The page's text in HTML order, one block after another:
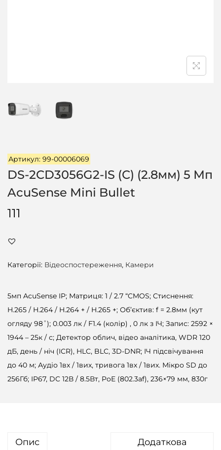
Артикул: 99-00006069
DS-2CD3056G2-IS (C) (2.8мм) 5 Мп
AcuSense Mini Bullet
111
Категорії: Відеоспостереження, Камери
5мп AcuSense IP; Матриця: 1 / 2.7 “CMOS; Стиснення:
H.265 / H.264 / H.264 + / H.265 +; Об’єктив: f = 2.8мм (кут
огляду 98˚); 0.003 лк / F1.4 (колір) , 0 лк з ІЧ; Запис: 2592 ×
1944 – 25к / с; Детектор облич, відео аналітика, WDR 120
дБ, день / ніч (ICR), HLC, BLC, 3D-DNR; ІЧ підсвічування
до 40 м; Аудіо 1вх / 1вих, тривога 1вх / 1вих. Мікро SD до
256Гб; IP67, DC 12В / 8.5Вт, PoE (802.3af), 236×79 мм, 830г
Опис
Додаткова